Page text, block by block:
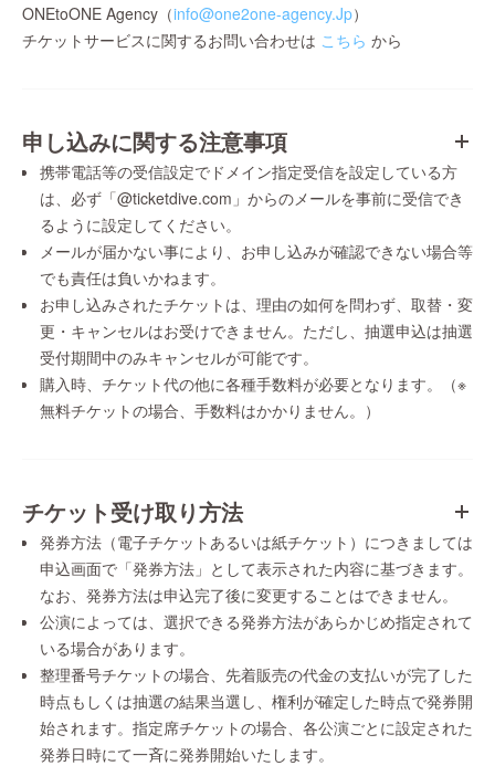
ONEtoONE Agency（info@one2one-agency.Jp）
チケットサービスに関するお問い合わせは こちら から
申し込みに関する注意事項
携帯電話等の受信設定でドメイン指定受信を設定している方
は、必ず「@ticketdive.com」からのメールを事前に受信でき
るように設定してください。
メールが届かない事により、お申し込みが確認できない場合等
でも責任は負いかねます。
お申し込みされたチケットは、理由の如何を問わず、取替・変
更・キャンセルはお受けできません。ただし、抽選申込は抽選
受付期間中のみキャンセルが可能です。
購入時、チケット代の他に各種手数料が必要となります。（※
無料チケットの場合、手数料はかかりません。）
チケット受け取り方法
発券方法（電子チケットあるいは紙チケット）につきましては
申込画面で「発券方法」として表示された内容に基づきます。
なお、発券方法は申込完了後に変更することはできません。
公演によっては、選択できる発券方法があらかじめ指定されて
いる場合があります。
整理番号チケットの場合、先着販売の代金の支払いが完了した
時点もしくは抽選の結果当選し、権利が確定した時点で発券開
始されます。指定席チケットの場合、各公演ごとに設定された
発券日時にて一斉に発券開始いたします。